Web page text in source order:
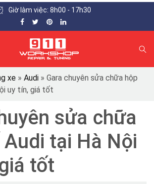
Giờ làm việc: 8h00 - 17h30
xe » Audi » Gara chuyên sửa chữa hộp
uy tín, giá tốt
sửa chữa
Audi tại Hà Nội
tốt